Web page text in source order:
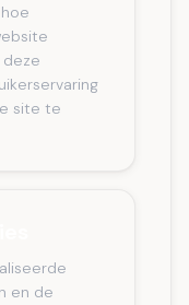
deze
site te
en de